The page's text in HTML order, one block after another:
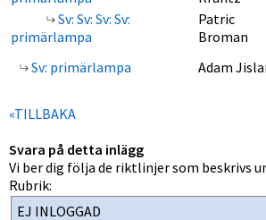
Sv: Sv: Sv: Sv:
primärlampa
Patric
Broman
Sv: primärlampa
Adam
«TILLBAKA
Svara på detta inlägg
Vi ber dig följa de riktlinjer som beskrivs
Rubrik: